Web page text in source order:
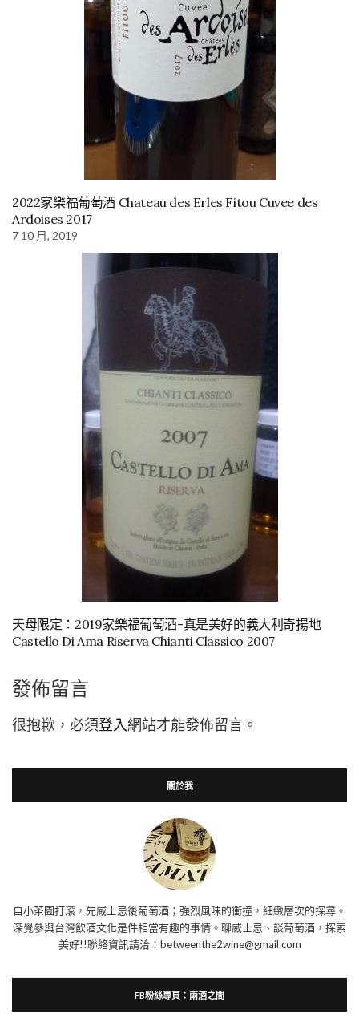
2022家樂福葡萄酒 Chateau des Erles Fitou Cuvee des
Ardoises 2017
7 10 月, 2019
天母限定：2019家樂福葡萄酒-真是美好的義大利奇揚地
Castello Di Ama Riserva Chianti Classico 2007
發佈留言
很抱歉，必須登入網站才能發佈留言。
關於我
自小茶園打滾，先威士忌後葡萄酒；強烈風味的衝撞，細緻層次的探尋。
深覺參與台灣飲酒文化是件相當有趣的事情。聊威士忌、談葡萄酒，探索
美好!!聯絡資訊請洽：betweenthe2wine@gmail.com
FB粉絲專頁：兩酒之間